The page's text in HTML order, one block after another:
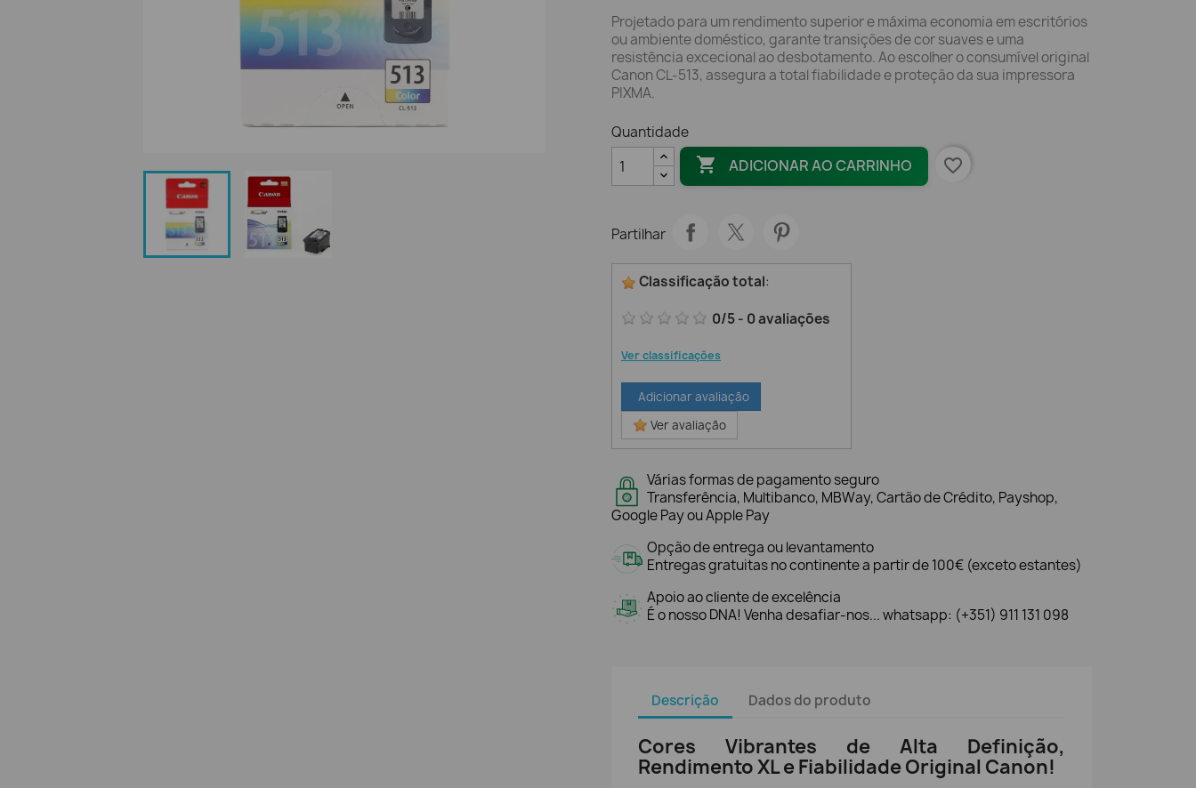
Projetado para um rendimento superior e máxima economia em escritórios
ou ambiente doméstico, garante transições de cor suaves e uma
resistência excecional ao desbotamento. Ao escolher o consumível original
Canon CL-513, assegura a total fiabilidade e proteção da sua impressora
PIXMA.
Quantidade
 ADICIONAR AO CARRINHO favorite_border
Partilhar
Classificação total:
0/5- 0avaliações
Ver classificações
Adicionar avaliação
Ver avaliação
Várias formas de pagamento seguro
Transferência, Multibanco, MBWay, Cartão de Crédito, Payshop,
Google Pay ou Apple Pay
Opção de entrega ou levantamento
Entregas gratuitas no continente a partir de 100€ (exceto estantes)
Apoio ao cliente de excelência
É o nosso DNA! Venha desafiar-nos... whatsapp: (+351) 911 131 098
Descrição Dados do produto
Cores Vibrantes de Alta Definição,
Rendimento XL e Fiabilidade Original Canon!